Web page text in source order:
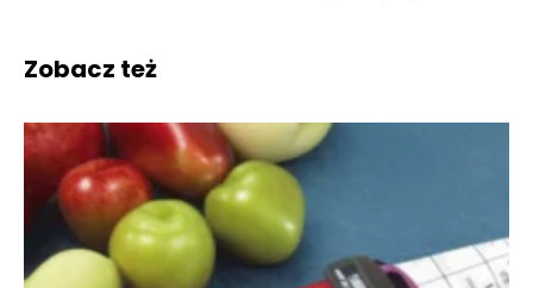
Zobacz też